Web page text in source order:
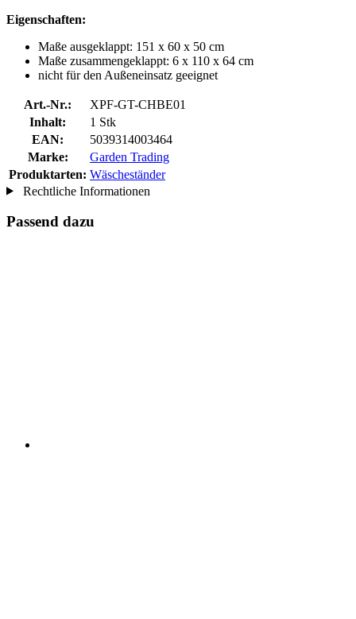
Eigenschaften:
Maße ausgeklappt: 151 x 60 x 50 cm
Maße zusammengeklappt: 6 x 110 x 64 cm
nicht für den Außeneinsatz geeignet
Art.-Nr.:
XPF-GT-CHBE01
Inhalt:
1 Stk
EAN:
5039314003464
Marke:
Garden Trading
Produktarten: Wäscheständer
Rechtliche Informationen
Passend dazu